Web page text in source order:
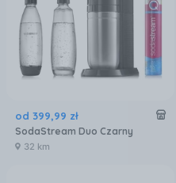
od 399,99 zł
SodaStream Duo Czarny
32 km